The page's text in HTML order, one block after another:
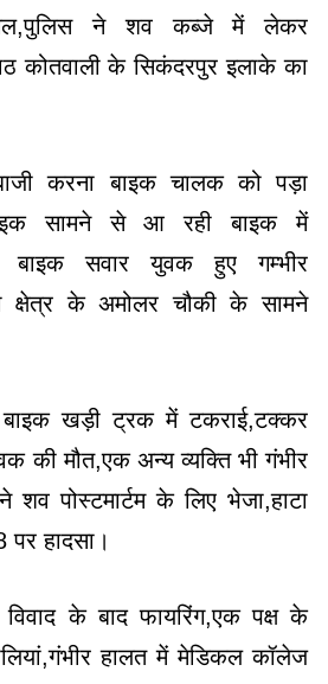
ने शव कब्जे में लेकर
कोतवाली के सिकंदरपुर इलाके का
करना बाइक चालक को पड़ा
सामने से आ रही बाइक में
बाइक सवार युवक हुए गम्भीर
क्षेत्र के अमोलर चौकी के सामने
बाइक खड़ी ट्रक में टकराई,टक्कर
की मौत,एक अन्य व्यक्ति भी गंभीर
पोस्टमार्टम के लिए भेजा,हाटा
हादसा।
विवाद के बाद फायरिंग,एक पक्ष के
हालत में मेडिकल कॉलेज